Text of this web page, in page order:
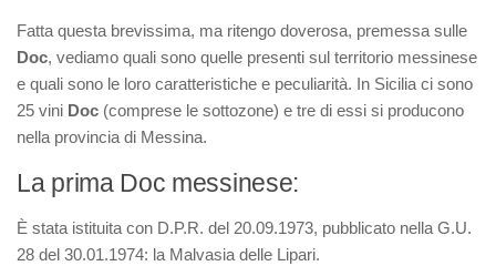
Fatta questa brevissima, ma ritengo doverosa, premessa sulle
Doc, vediamo quali sono quelle presenti sul territorio messinese
e quali sono le loro caratteristiche e peculiarità. In Sicilia ci sono
25 vini Doc (comprese le sottozone) e tre di essi si producono
nella provincia di Messina.
La prima Doc messinese:
È stata istituita con D.P.R. del 20.09.1973, pubblicato nella G.U.
28 del 30.01.1974: la Malvasia delle Lipari.